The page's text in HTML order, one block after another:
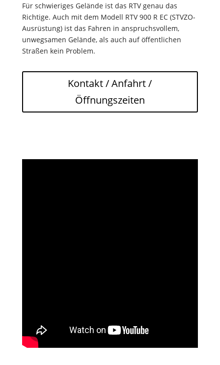
Für schwieriges Gelände ist das RTV genau das
Richtige. Auch mit dem Modell RTV 900 R EC (STVZO-
Ausrüstung) ist das Fahren in anspruchsvollem,
unwegsamen Gelände, als auch auf öffentlichen
Straßen kein Problem.
Kontakt / Anfahrt /
Öffnungszeiten